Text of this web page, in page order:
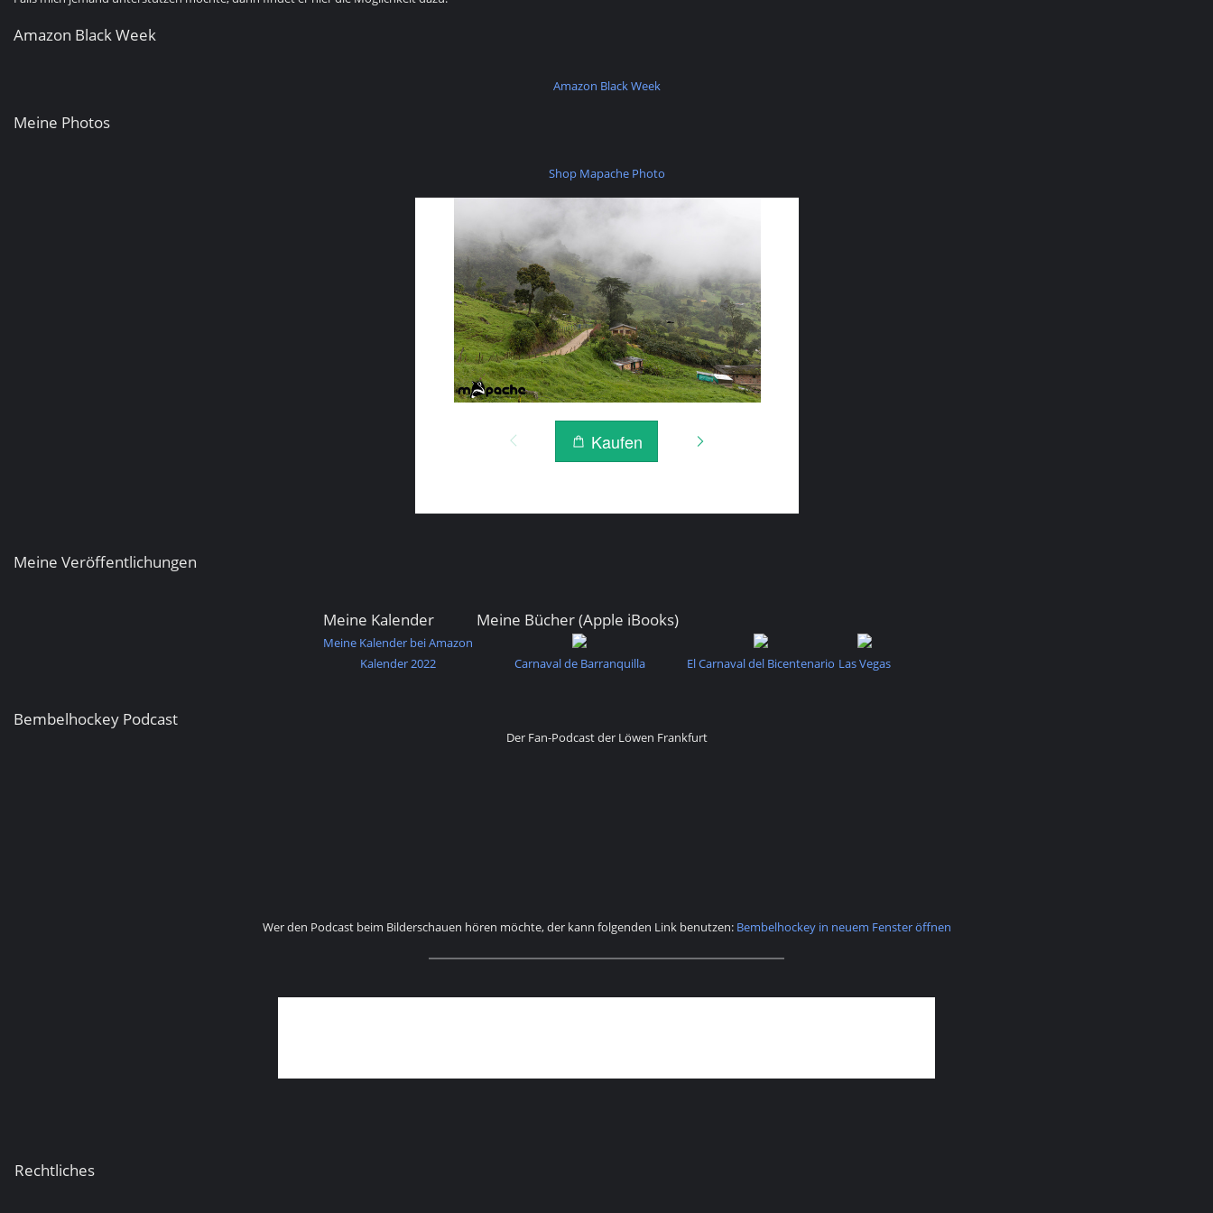
Amazon Black Week
Amazon Black Week
Meine Photos
Shop Mapache Photo
Meine Veröffentlichungen
Meine Kalender Meine Bücher (Apple iBooks)
Meine Kalender bei Amazon
Kalender 2022
Carnaval de Barranquilla El Carnaval del Bicentenario Las Vegas
Bembelhockey Podcast
Der Fan-Podcast der Löwen Frankfurt
Wer den Podcast beim Bilderschauen hören möchte, der kann folgenden Link benutzen: Bembelhockey in neuem Fenster öffnen
Rechtliches